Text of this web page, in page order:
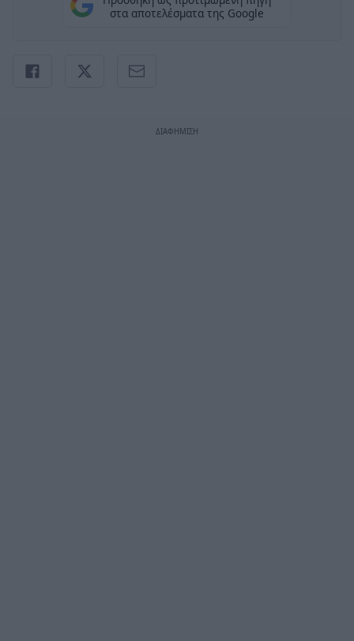
στα αποτελέσματα της Google